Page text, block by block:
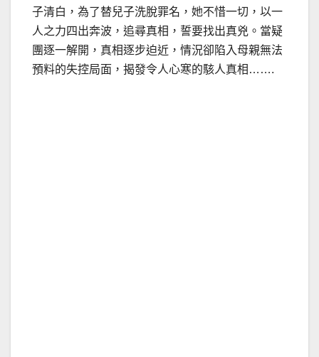
子清白，為了替兒子洗脫罪名，她不惜一切，以一
人之力四出奔波，追尋真相，誓要找出真兇。當疑
團逐一解開，真相逐步迫近，情況卻陷入母親無法
預料的失控局面，揭發令人心寒的駭人真相…….